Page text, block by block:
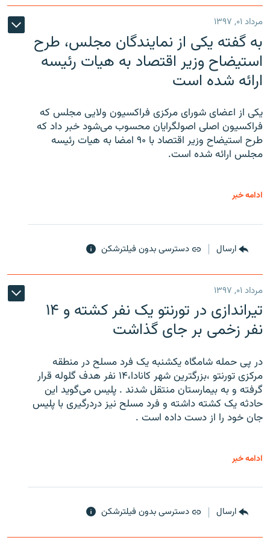
مرداد ۰۱, ۱۳۹۷
به گفته یکی از نمایندگان مجلس، طرح
استیضاح وزیر اقتصاد به هیات رئیسه
ارائه شده است
یکی از اعضای شورای مرکزی فراکسیون ولایی مجلس که
فراکسیون اصلی اصولگرایان محسوب می‌شود خبر داد که
طرح استیضاح وزیر اقتصاد با ۹۰ امضا به هیات رئیسه
مجلس ارائه شده است.
ادامه خبر
ارسال دسترسی بدون فیلترشکن
مرداد ۰۱, ۱۳۹۷
تیراندازی در تورنتو یک نفر کشته و ۱۴
نفر زخمی بر جای گذاشت
در پی حمله شامگاه یکشنبه یک فرد مسلح در منطقه
مرکزی تورنتو ،‌بزرگترین شهر کانادا،۱۴ نفر هدف گلوله قرار
گرفته و به بیمارستان منتقل شدند . پلیس می‌گوید این
حادثه یک کشته داشته و فرد مسلح نیز دردرگیری با پلیس
جان خود را از دست داده است .
ادامه خبر
ارسال دسترسی بدون فیلترشکن